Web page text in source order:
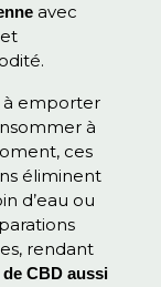
avec
à emporter
à
ces
éliminent
d’eau ou
rendant
CBD aussi